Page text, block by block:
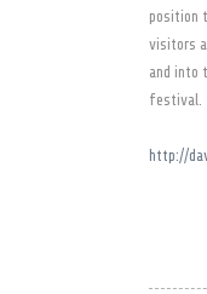
position
visitors
and into
festival.
http://